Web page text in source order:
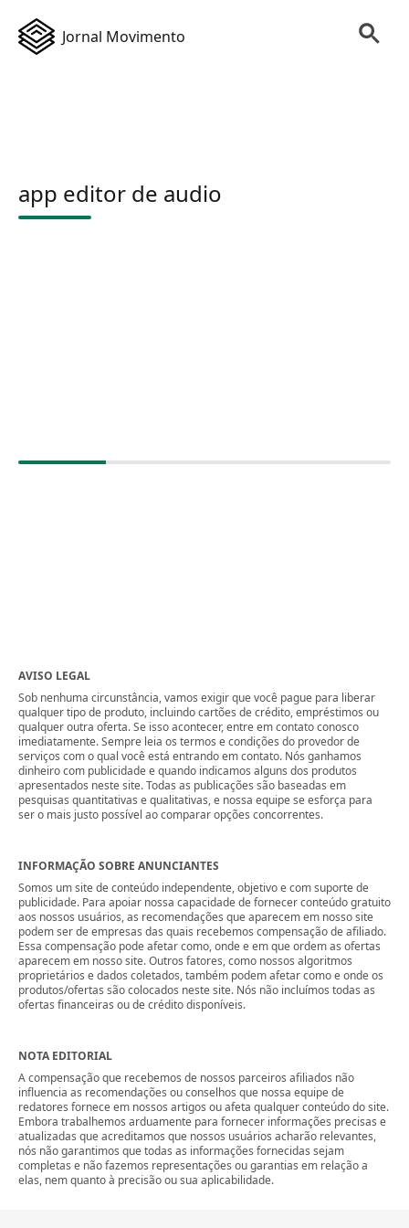
Jornal Movimento
app editor de audio
AVISO LEGAL
Sob nenhuma circunstância, vamos exigir que você pague para liberar
qualquer tipo de produto, incluindo cartões de crédito, empréstimos ou
qualquer outra oferta. Se isso acontecer, entre em contato conosco
imediatamente. Sempre leia os termos e condições do provedor de
serviços com o qual você está entrando em contato. Nós ganhamos
dinheiro com publicidade e quando indicamos alguns dos produtos
apresentados neste site. Todas as publicações são baseadas em
pesquisas quantitativas e qualitativas, e nossa equipe se esforça para
ser o mais justo possível ao comparar opções concorrentes.
INFORMAÇÃO SOBRE ANUNCIANTES
Somos um site de conteúdo independente, objetivo e com suporte de
publicidade. Para apoiar nossa capacidade de fornecer conteúdo gratuito
aos nossos usuários, as recomendações que aparecem em nosso site
podem ser de empresas das quais recebemos compensação de afiliado.
Essa compensação pode afetar como, onde e em que ordem as ofertas
aparecem em nosso site. Outros fatores, como nossos algoritmos
proprietários e dados coletados, também podem afetar como e onde os
produtos/ofertas são colocados neste site. Nós não incluímos todas as
ofertas financeiras ou de crédito disponíveis.
NOTA EDITORIAL
A compensação que recebemos de nossos parceiros afiliados não
influencia as recomendações ou conselhos que nossa equipe de
redatores fornece em nossos artigos ou afeta qualquer conteúdo do site.
Embora trabalhemos arduamente para fornecer informações precisas e
atualizadas que acreditamos que nossos usuários acharão relevantes,
nós não garantimos que todas as informações fornecidas sejam
completas e não fazemos representações ou garantias em relação a
elas, nem quanto à precisão ou sua aplicabilidade.